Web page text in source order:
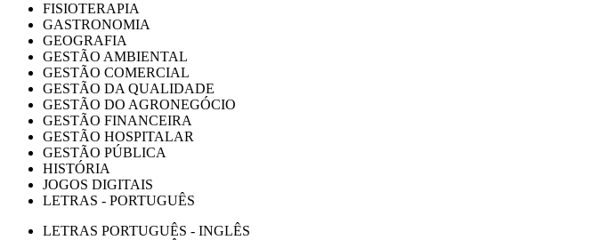
FISIOTERAPIA
GASTRONOMIA
GEOGRAFIA
GESTÃO AMBIENTAL
GESTÃO COMERCIAL
GESTÃO DA QUALIDADE
GESTÃO DO AGRONEGÓCIO
GESTÃO FINANCEIRA
GESTÃO HOSPITALAR
GESTÃO PÚBLICA
HISTÓRIA
JOGOS DIGITAIS
LETRAS - PORTUGUÊS
LETRAS PORTUGUÊS - INGLÊS